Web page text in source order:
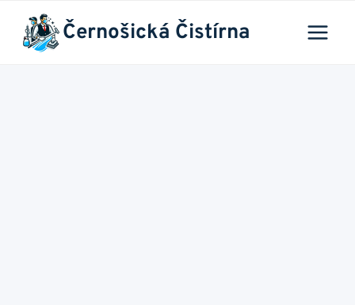
Přeskočit
obsah
Černošická Čistírna